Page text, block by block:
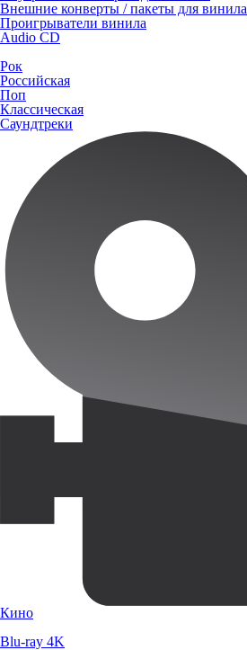
Внешние конверты / пакеты для винила
Проигрыватели винила
Audio CD
Рок
Российская
Поп
Классическая
Саундтреки
Кино
Blu-ray 4K